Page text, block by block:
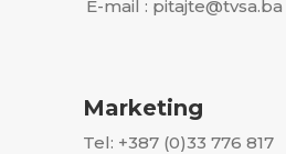
E-mail : pitajte@tvsa.ba
Marketing
Tel: +387 (0)33 776 817